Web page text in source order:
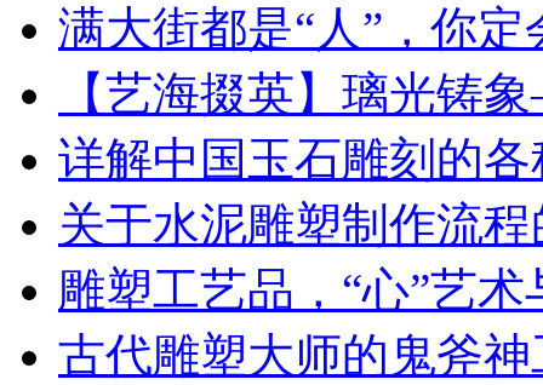
满大街都是“人”，你
【艺海掇英】璃光铸
详解中国玉石雕刻的
关于水泥雕塑制作流
雕塑工艺品，“心”艺术
古代雕塑大师的鬼斧